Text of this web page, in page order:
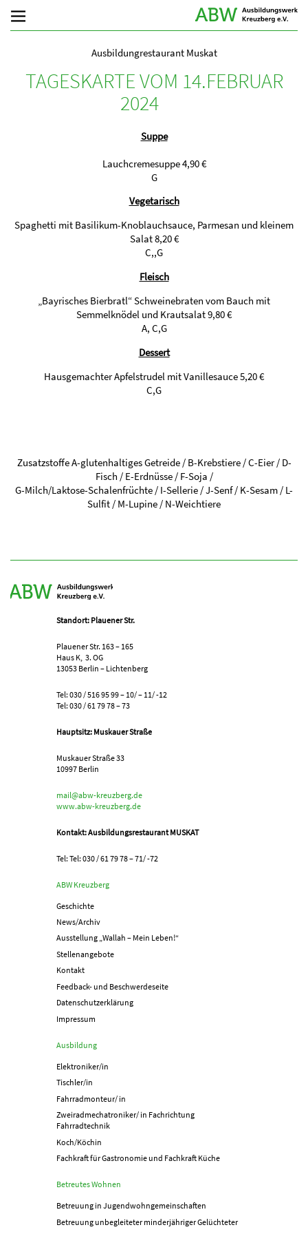
Ausbildungrestaurant Muskat
TAGESKARTE VOM 14.FEBRUAR
2024
Suppe
Lauchcremesuppe 4,90 €
G
Vegetarisch
Spaghetti mit Basilikum-Knoblauchsauce, Parmesan und kleinem
Salat 8,20 €
C,,G
Fleisch
„Bayrisches Bierbratl“ Schweinebraten vom Bauch mit
Semmelknödel und Krautsalat 9,80 €
A, C,G
Dessert
Hausgemachter Apfelstrudel mit Vanillesauce 5,20 €
C,G
Zusatzstoffe A-glutenhaltiges Getreide / B-Krebstiere / C-Eier / D-
Fisch / E-Erdnüsse / F-Soja /
G-Milch/Laktose-Schalenfrüchte / I-Sellerie / J-Senf / K-Sesam / L-
Sulfit / M-Lupine / N-Weichtiere
Standort: Plauener Str.
Plauener Str. 163 – 165
Haus K, 3. OG
13053 Berlin – Lichtenberg
Tel: 030 / 516 95 99 – 10/ – 11/ -12
Tel: 030 / 61 79 78 – 73
Hauptsitz: Muskauer Straße
Muskauer Straße 33
10997 Berlin
mail@abw-kreuzberg.de
www.abw-kreuzberg.de
Kontakt: Ausbildungsrestaurant MUSKAT
Tel: Tel: 030 / 61 79 78 – 71/ -72
ABW Kreuzberg
Geschichte
News/Archiv
Ausstellung „Wallah – Mein Leben!“
Stellenangebote
Kontakt
Feedback- und Beschwerdeseite
Datenschutzerklärung
Impressum
Ausbildung
Elektroniker/in
Tischler/in
Fahrradmonteur/ in
Zweiradmechatroniker/ in Fachrichtung
Fahrradtechnik
Koch/Köchin
Fachkraft für Gastronomie und Fachkraft Küche
Betreutes Wohnen
Betreuung in Jugend­­wohn­­gemeinschaften
Betreuung unbegleiteter minderjähriger Gelüchteter